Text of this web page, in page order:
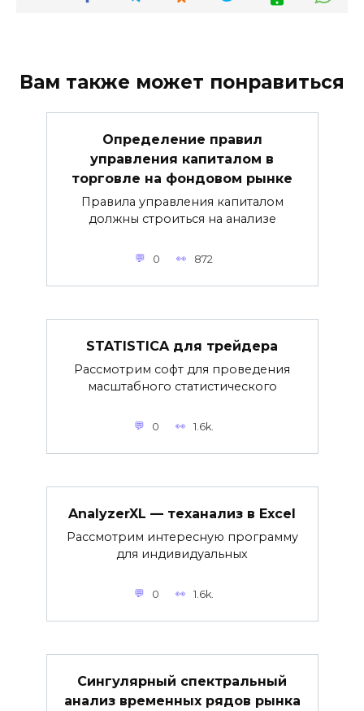
Вам также может понравиться
Определение правил
управления капиталом в
торговле на фондовом рынке
Правила управления капиталом
должны строиться на анализе
0 872
STATISTICA для трейдера
Рассмотрим софт для проведения
масштабного статистического
0 1.6k.
AnalyzerXL — теханализ в Excel
Рассмотрим интересную программу
для индивидуальных
0 1.6k.
Сингулярный спектральный
анализ временных рядов рынка